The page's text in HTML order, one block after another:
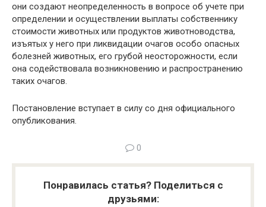
они создают неопределенность в вопросе об учете при
определении и осуществлении выплаты собственнику
стоимости животных или продуктов животноводства,
изъятых у него при ликвидации очагов особо опасных
болезней животных, его грубой неосторожности, если
она содействовала возникновению и распространению
таких очагов.
Постановление вступает в силу со дня официального
опубликования.
0
Понравилась статья? Поделиться с
друзьями: